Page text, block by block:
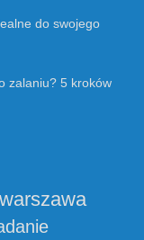
do swojego
zalaniu? 5 kroków